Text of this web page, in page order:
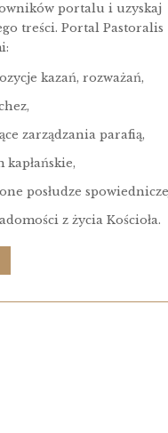
portalu i uzyskaj
treści. Portal Pastoralis
kazań, rozważań,
zarządzania parafią,
posłudze
z życia Kościoła.